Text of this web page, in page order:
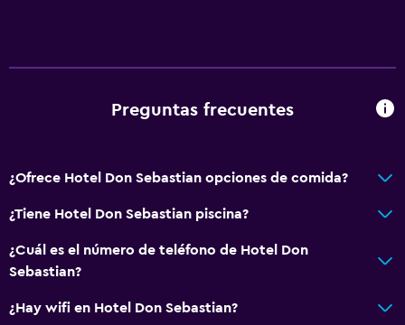
Preguntas frecuentes
¿Ofrece Hotel Don Sebastian opciones de comida?
¿Tiene Hotel Don Sebastian piscina?
¿Cuál es el número de teléfono de Hotel Don
Sebastian?
¿Hay wifi en Hotel Don Sebastian?